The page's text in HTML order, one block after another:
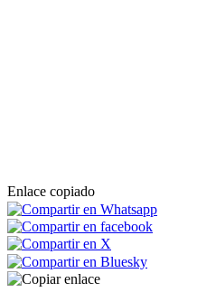
Enlace copiado